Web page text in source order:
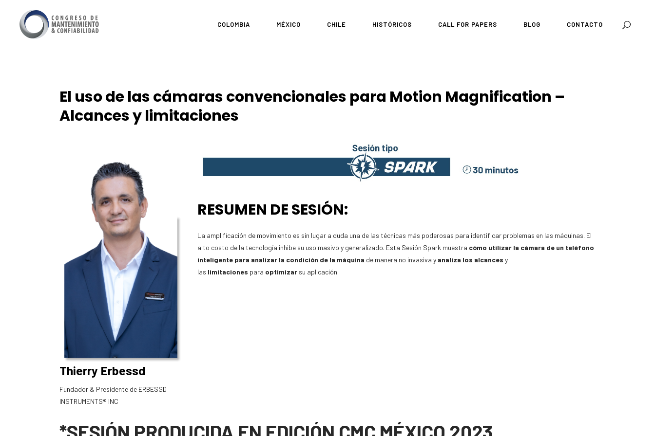
COLOMBIA MÉXICO CHILE HISTÓRICOS CALL FOR PAPERS BLOG CONTACTO
El uso de las cámaras convencionales para Motion Magnification –
Alcances y limitaciones
Thierry Erbessd
Fundador & Presidente de ERBESSD
INSTRUMENTS® INC
RESUMEN DE SESIÓN:
La amplificación de movimiento es sin lugar a duda una de las técnicas más poderosas para identificar problemas en las máquinas. El
alto costo de la tecnología inhibe su uso masivo y generalizado. Esta Sesión Spark muestra cómo utilizar la cámara de un teléfono
inteligente para analizar la condición de la máquina de manera no invasiva y analiza los alcances y
las limitaciones para optimizarsu aplicación.